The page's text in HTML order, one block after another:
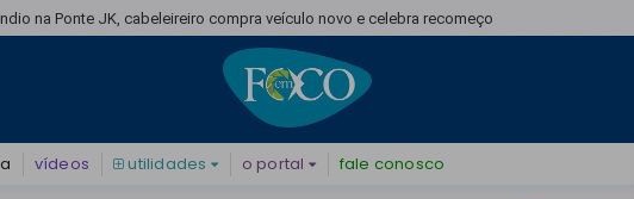
na Ponte JK, cabeleireiro compra veículo novo e celebra recomeço
vídeos utilidades o portal fale conosco